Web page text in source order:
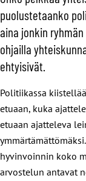
puolustetaanko
aina jonkin
ohjailla
ehtyisivät.
Politiikassa
etuaan, kuka
etuaan ajatteleva
hyvinvoinnin koko
arvostelun antavat